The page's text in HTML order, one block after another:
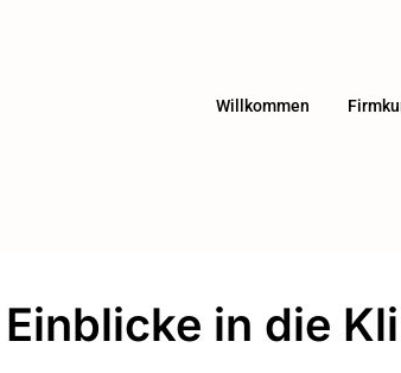
Willkommen
Einblicke in die